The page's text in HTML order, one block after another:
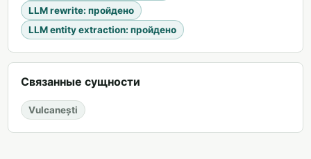
LLM rewrite: пройдено
LLM entity extraction: пройдено
Связанные сущности
Vulcanești